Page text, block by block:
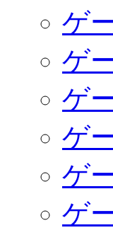
ゲ
ゲ
ゲ
ゲ
ゲ
ゲ